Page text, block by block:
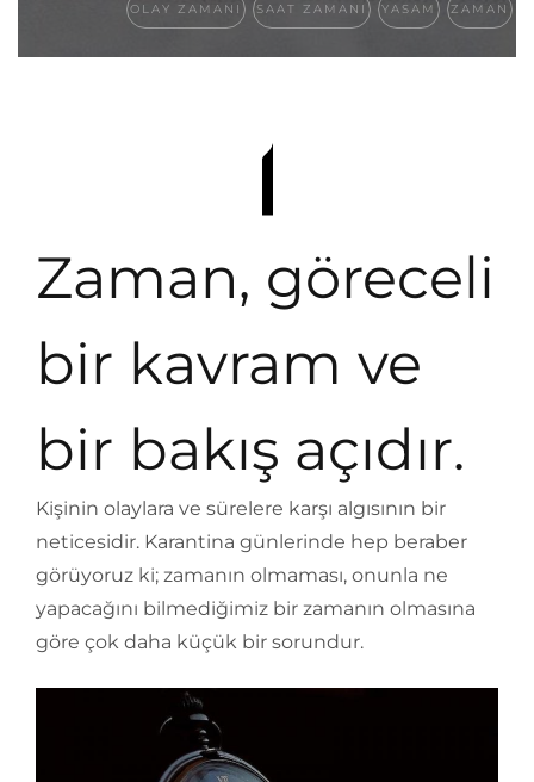
OLAY ZAMANI SAAT ZAMANI YASAM ZAMAN
Zaman, göreceli
bir kavram ve
bir bakış açıdır.
Kişinin olaylara ve sürelere karşı algısının bir
neticesidir. Karantina günlerinde hep beraber
görüyoruz ki; zamanın olmaması, onunla ne
yapacağını bilmediğimiz bir zamanın olmasına
göre çok daha küçük bir sorundur.